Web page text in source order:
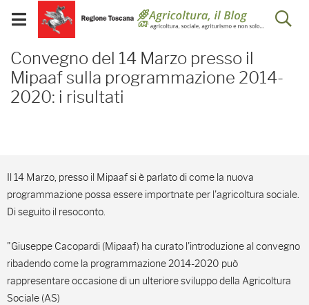
Skip to Main Content
Visualizza/chiudi
menu
mobile
Convegno del 14
Convegno del 14 Marzo presso il
Mipaaf sulla programmazione 2014-
2020: i risultati
Il 14 Marzo, presso il Mipaaf si è parlato di come la nuova
programmazione possa essere importnate per l'agricoltura sociale.
Di seguito il resoconto.
"Giuseppe Cacopardi (Mipaaf) ha curato l'introduzione al convegno
ribadendo come la programmazione 2014-2020 può
rappresentare occasione di un ulteriore sviluppo della Agricoltura
Sociale (AS)